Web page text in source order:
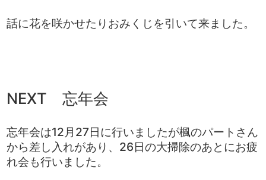
話に花を咲かせたりおみくじを引いて来ました。
NEXT 忘年会
忘年会は12月27日に行いましたが楓のパートさん
から差し入れがあり、26日の大掃除のあとにお疲
れ会も行いました。